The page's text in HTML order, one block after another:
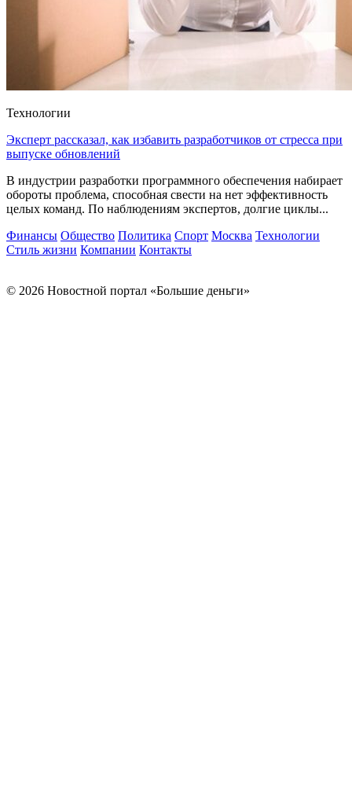
Технологии
Эксперт рассказал, как избавить разработчиков от стресса при
выпуске обновлений
В индустрии разработки программного обеспечения набирает
обороты проблема, способная свести на нет эффективность
целых команд. По наблюдениям экспертов, долгие циклы...
Финансы Общество Политика Спорт Москва Технологии
Стиль жизни Компании Контакты
© 2026 Новостной портал «Большие деньги»